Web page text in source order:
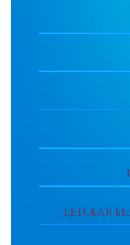
ДЕТСКАЯ